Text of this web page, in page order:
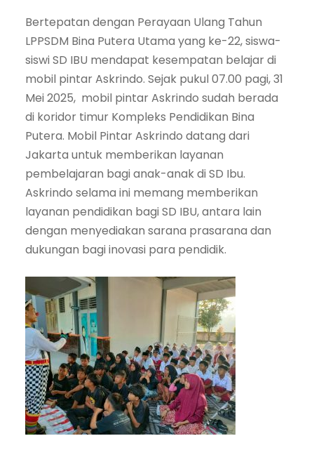
Bertepatan dengan Perayaan Ulang Tahun
LPPSDM Bina Putera Utama yang ke-22, siswa-
siswi SD IBU mendapat kesempatan belajar di
mobil pintar Askrindo. Sejak pukul 07.00 pagi, 31
Mei 2025, mobil pintar Askrindo sudah berada
di koridor timur Kompleks Pendidikan Bina
Putera. Mobil Pintar Askrindo datang dari
Jakarta untuk memberikan layanan
pembelajaran bagi anak-anak di SD Ibu.
Askrindo selama ini memang memberikan
layanan pendidikan bagi SD IBU, antara lain
dengan menyediakan sarana prasarana dan
dukungan bagi inovasi para pendidik.